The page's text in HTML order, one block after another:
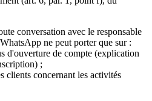
conversation avec le responsable
ne peut porter que sur :
d'ouverture de compte (explication
;
clients concernant les activités